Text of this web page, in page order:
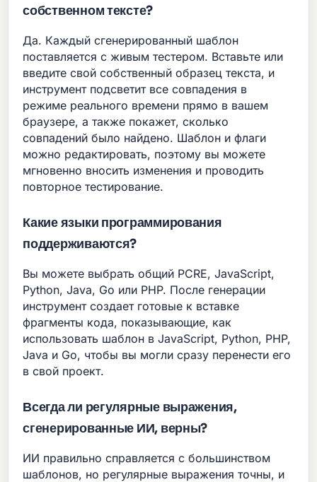
собственном тексте?
Да. Каждый сгенерированный шаблон
поставляется с живым тестером. Вставьте или
введите свой собственный образец текста, и
инструмент подсветит все совпадения в
режиме реального времени прямо в вашем
браузере, а также покажет, сколько
совпадений было найдено. Шаблон и флаги
можно редактировать, поэтому вы можете
мгновенно вносить изменения и проводить
повторное тестирование.
Какие языки программирования
поддерживаются?
Вы можете выбрать общий PCRE, JavaScript,
Python, Java, Go или PHP. После генерации
инструмент создает готовые к вставке
фрагменты кода, показывающие, как
использовать шаблон в JavaScript, Python, PHP,
Java и Go, чтобы вы могли сразу перенести его
в свой проект.
Всегда ли регулярные выражения,
сгенерированные ИИ, верны?
ИИ правильно справляется с большинством
шаблонов, но регулярные выражения точны, и